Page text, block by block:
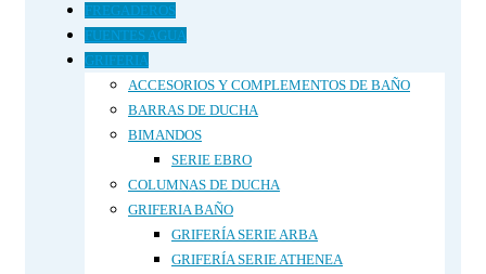
FREGADEROS
FUENTES AGUA
GRIFERIA
ACCESORIOS Y COMPLEMENTOS DE BAÑO
BARRAS DE DUCHA
BIMANDOS
SERIE EBRO
COLUMNAS DE DUCHA
GRIFERIA BAÑO
GRIFERÍA SERIE ARBA
GRIFERÍA SERIE ATHENEA